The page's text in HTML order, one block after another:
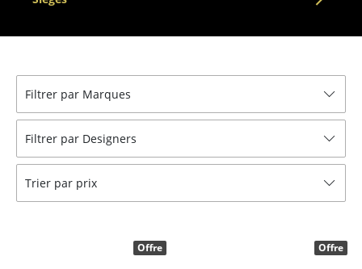
Pièces détachées
... voir tous les sièges
Tables
Tables de repas
Filtrer par Marques
Filtrer par Designers
Trier par prix
Offre Offre